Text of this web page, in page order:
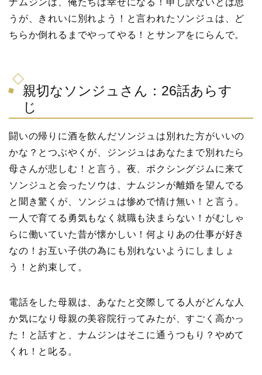
うが、きれいに別れよう！と言われたソンジュは、ど
ちらか倒れるまでやってやる！とサンアをにらんで。
親切なソンジュさん：26話あらす
じ
闘いの帰りに酒を飲んだソンジュは別れた方がいいの
かな？とつぶやくが、ジンジュはあなたまで別れたら
母さんが悲しむ！と言う。夜、ボクシングジムに来て
ソンジュと会ったソウは、ナムジンが離婚を望んでる
と聞き驚くが、ソンジュは惨めで情け無い！と言う。
一人で育てる勇気もなく就職も決まらない！がむしゃ
らに働いていた昔が懐かしい！何よりあの仕事が好き
なの！お互い子供の為にも別れないようにしましょ
う！と約束して。
電話をした母親は、あなたと交際してる人がどんな人
か気になり母親の美容院行ってみたが、すごく高かっ
た！と話すと、ナムジンはそこに通うつもり？やめて
くれ！と叱る。